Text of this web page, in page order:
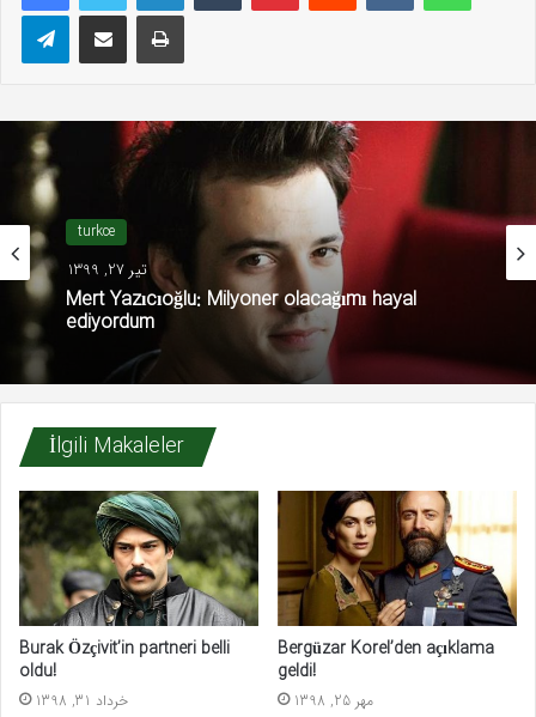
TelegramE-Posta ile paylaş Yazdır
turkce
تیر 27, 1399
Mert Yazıcıoğlu: Milyoner olacağımı hayal
ediyordum
İlgili Makaleler
Burak Özçivit’in partneri belli
oldu!
خرداد 31, 1398
Bergüzar Korel’den açıklama
geldi!
مهر 25, 1398